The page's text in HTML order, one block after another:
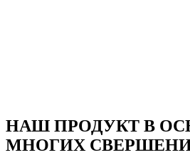
НАШ ПРОДУКТ В
МНОГИХ